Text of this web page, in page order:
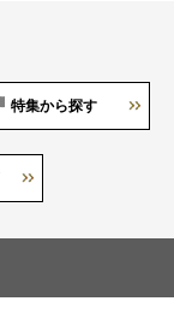
特集から探す